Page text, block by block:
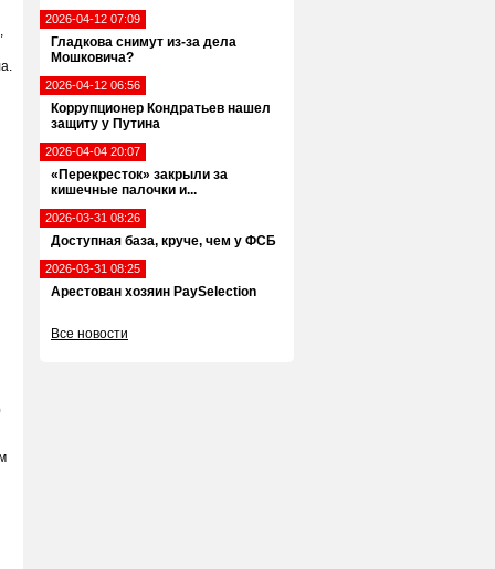
2026-04-12 07:09
Гладкова снимут из-за дела
Мошковича?
2026-04-12 06:56
Коррупционер Кондратьев нашел
защиту у Путина
2026-04-04 20:07
«Перекресток» закрыли за
кишечные палочки и...
2026-03-31 08:26
Доступная база, круче, чем у ФСБ
2026-03-31 08:25
Арестован хозяин PaySelection
Все новости